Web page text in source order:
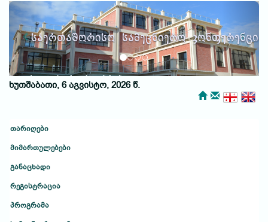
საერთაშორისო სამეცნიერო კონფერენცია
ქუთაისური საუბრები
Previous Next
ხუთშაბათი, 6 აგვისტო, 2026 წ.
თარიღები
მიმართულებები
განაცხადი
რეგისტრაცია
პროგრამა